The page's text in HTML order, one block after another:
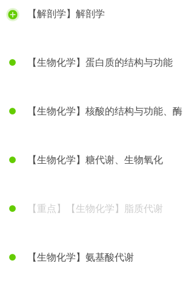
【解剖学】解剖学
【生物化学】蛋白质的结构与功能
【生物化学】核酸的结构与功能、酶
【生物化学】糖代谢、生物氧化
【重点】【生物化学】脂质代谢
【生物化学】氨基酸代谢